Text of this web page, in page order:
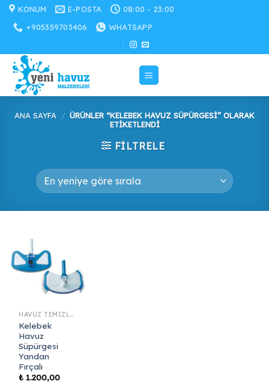
İçeriğe
atla
KONUM E-POSTA
08:00 - 23:00
+905359703406
WHATSAPP
ANA SAYFA / ÜRÜNLER “KELEBEK HAVUZ SÜPÜRGESI” OLARAK
ETIKETLENDI
FILTRELE
HAVUZ TEMIZLIK EKIPMANLARI
Kelebek
Havuz
Süpürgesi
Yandan
Fırçalı
₺ 1.200,00